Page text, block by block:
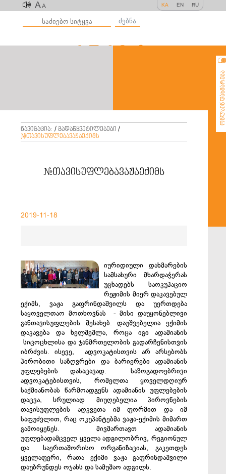
AA KA EN RU
ძებნა
ონლაინ დახმარება
ნავიგაცია: / გადაწყვეტილებები /
#თავისუფლებავაჟაექიმს
#თავისუფლებავაჟაექიმს
2019-11-18
იურიდიული დახმარების
სამსახური მხარდაჭერას
უცხადებს საოკუპაციო
რეჟიმის მიერ დაკავებულ
ექიმს, ვაჟა გაფრინდაშვილს და უერთდება
საყოველთაო მოთხოვნას - მისი დაუყონებლივი
განთავისუფლების შესახებ. დაუშვებელია ექიმის
დაკავება და ხელშეშლა, როცა იგი ადამიანის
სიცოცხლისა და ჯანმრთელობის გადარჩენისთვის
იბრძვის. ისევე, ადვოკატისთვის არ არსებობს
პირობითი საზღვრები და ბარიერები ადამიანის
უფლებების დასაცავად. საზოგადოებრივი
ადვოკატებისთვის, რომელთა ყოველდღიურ
საქმიანობას წარმოადგენს ადამიანის უფლებების
დაცვა, სრულიად მიუღებელია პიროვნების
თავისუფლების აღკვეთა იმ ფორმით და იმ
საფუძვლით, რაც ოკუპანტებმა ვაჟა-ექიმის მიმართ
გამოიყენეს. მივმართავთ ადამიანის
უფლებადამცველ ყველა ადგილობრივ, რეგიონულ
და საერთაშორისო ორგანიზაციას, გაკეთდეს
ყველაფერი, რათა ექიმი ვაჟა გაფრინდაშვილი
დაუბრუნდეს ოჯახს და სამუშაო ადგილს.